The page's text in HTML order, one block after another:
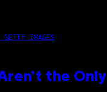
IMAGES
the